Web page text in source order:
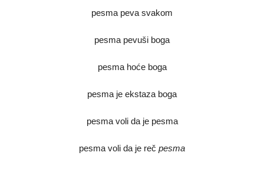
pesma peva svakom
pesma pevuši boga
pesma hoće boga
pesma je ekstaza boga
pesma voli da je pesma
pesma voli da je reč pesma